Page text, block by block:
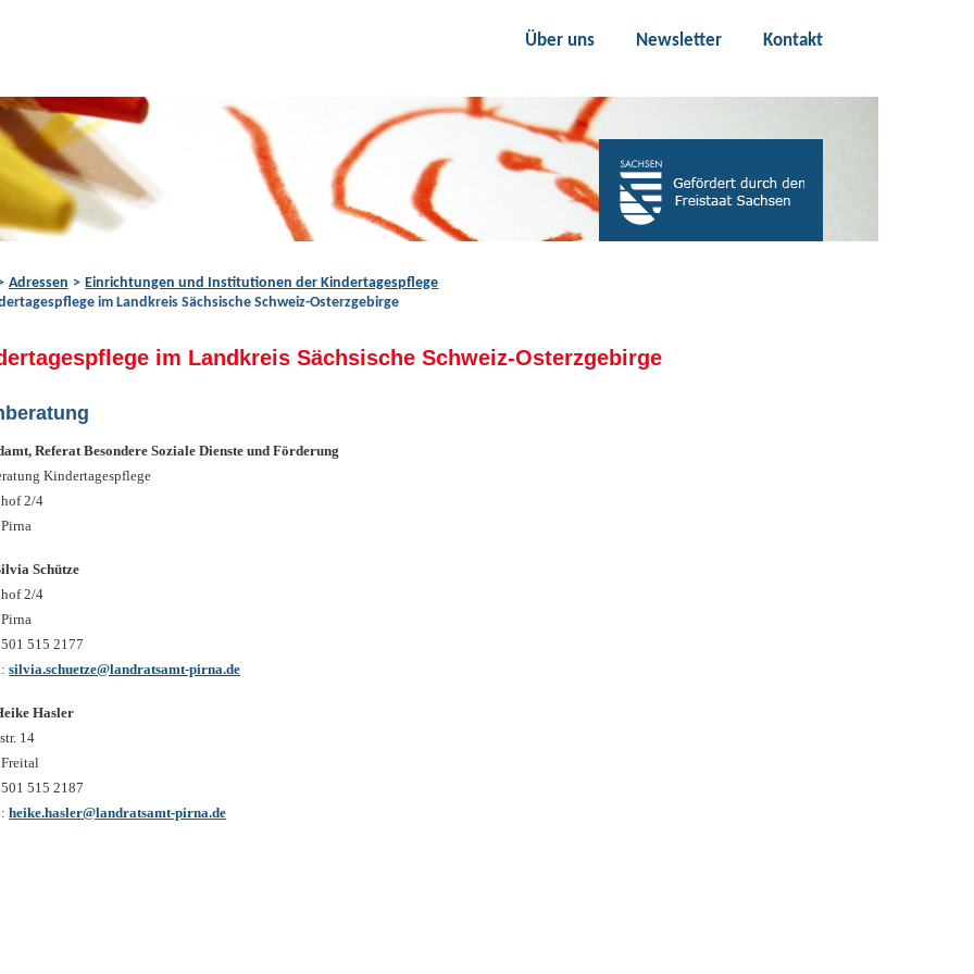
Über uns
Newsletter Kontakt
Adressen
Einrichtungen und Institutionen der Kindertagespflege
im Landkreis Sächsische Schweiz-Osterzgebirge
im Landkreis Sächsische Schweiz-Osterzgebirge
Referat Besondere Soziale Dienste und Förderung
Kindertagespflege
2/4
Schütze
2/4
515 2177
silvia.schuetze@landratsamt-pirna.de
Hasler
14
515 2187
heike.hasler@landratsamt-pirna.de